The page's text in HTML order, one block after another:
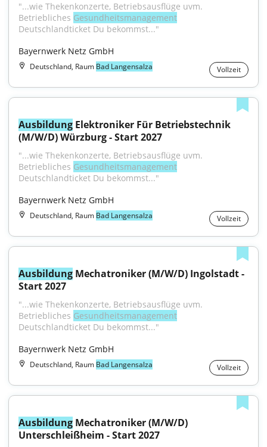
"...wie Thekenkonzerte, Betriebsausflüge uvm.
Betriebliches Gesundheitsmanagement
Deutschlandticket Du bekommst..."
Bayernwerk Netz GmbH
Deutschland, Raum Bad Langensalza Vollzeit
Ausbildung Elektroniker Für Betriebstechnik
(M/W/D) Würzburg - Start 2027
"...wie Thekenkonzerte, Betriebsausflüge uvm.
Betriebliches Gesundheitsmanagement
Deutschlandticket Du bekommst..."
Bayernwerk Netz GmbH
Deutschland, Raum Bad Langensalza Vollzeit
Ausbildung Mechatroniker (M/W/D) Ingolstadt -
Start 2027
"...wie Thekenkonzerte, Betriebsausflüge uvm.
Betriebliches Gesundheitsmanagement
Deutschlandticket Du bekommst..."
Bayernwerk Netz GmbH
Deutschland, Raum Bad Langensalza Vollzeit
Ausbildung Mechatroniker (M/W/D)
Unterschleißheim - Start 2027